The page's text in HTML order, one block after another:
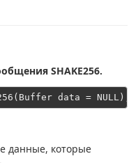
SHAKE256.
данные, которые